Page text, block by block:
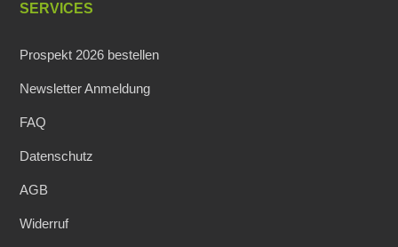
SERVICES
Prospekt 2026 bestellen
Newsletter Anmeldung
FAQ
Datenschutz
AGB
Widerruf